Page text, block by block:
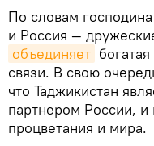
По словам
и Россия —
объединяет
связи. В свою
что Таджикистан
партнером России,
процветания и мира.